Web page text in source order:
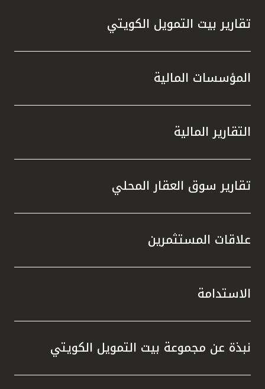
تقارير بيت التمويل الكويتي
المؤسسات المالية
التقارير المالية
تقارير سوق العقار المحلي
علاقات المستثمرين
الاستدامة
نبذة عن مجموعة بيت التمويل الكويتي